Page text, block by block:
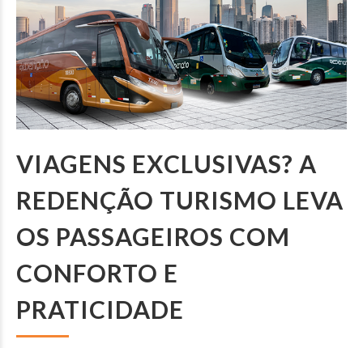
VIAGENS EXCLUSIVAS? A
REDENÇÃO TURISMO LEVA
OS PASSAGEIROS COM
CONFORTO E
PRATICIDADE